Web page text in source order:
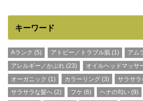
キーワード
Aランク (5) アトピー／トラブル肌(1) アム
アレルギー／かぶれ (23) オイルヘッドマッサ
オーガニック (1) カラーリング(3) サラサラ
サラサラな髪へ (2) フケ (6) ヘナの匂い(9)